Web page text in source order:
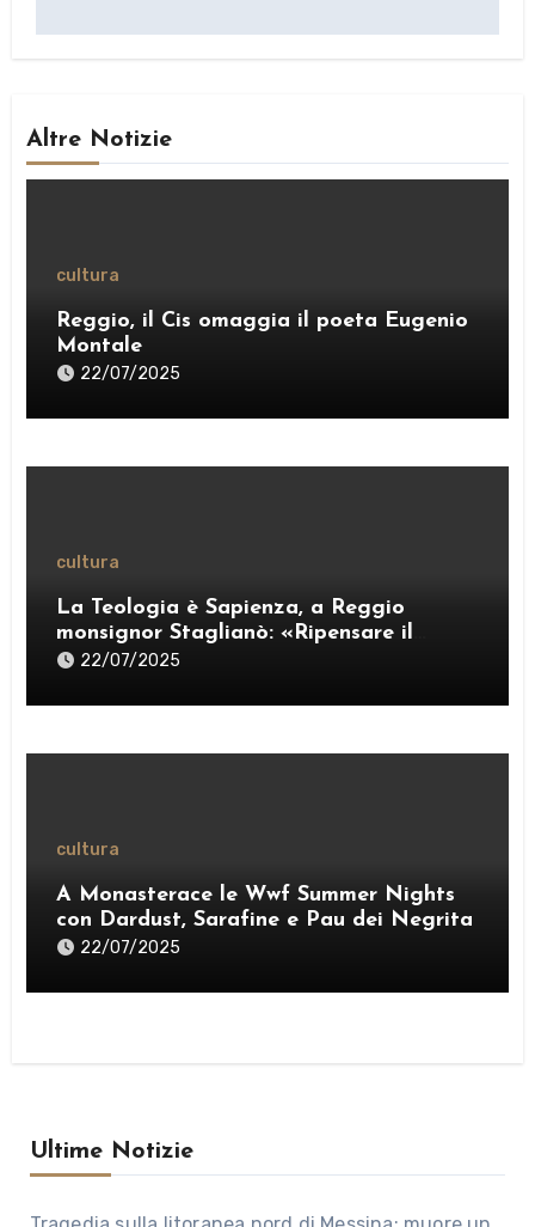
Altre Notizie
cultura
Reggio, il Cis omaggia il poeta Eugenio
Montale
22/07/2025
cultura
La Teologia è Sapienza, a Reggio
monsignor Staglianò: «Ripensare il
pensiero per esercitare una “ragione
22/07/2025
cultura
A Monasterace le Wwf Summer Nights
con Dardust, Sarafine e Pau dei Negrita
22/07/2025
Ultime Notizie